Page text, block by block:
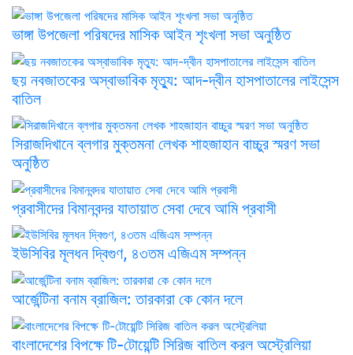
ভাঙ্গা উপজেলা পরিষদের মাসিক আইন শৃংখলা সভা অনুষ্ঠিত
ছয় নবজাতকের অস্বাভাবিক মৃত্যু: আদ-দ্বীন হাসপাতালের লাইসেন্স
বাতিল
সিরাজদিখানে ব্লগার মুক্তমনা লেখক শাহজাহান বাচ্চুর স্মরণ সভা
অনুষ্ঠিত
প্রবাসীদের বিমানবন্দর যাতায়াত সেবা দেবে আমি প্রবাসী
ইউসিবির মূলধন দ্বিগুণ, ৪৩তম এজিএম সম্পন্ন
আর্জেন্টিনা বনাম ব্রাজিল: তারকারা কে কোন দলে
বাংলাদেশের বিপক্ষে টি-টোয়েন্টি সিরিজ বাতিল করল অস্ট্রেলিয়া